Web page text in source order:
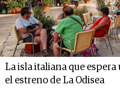
La isla italiana que
el estreno de La Odisea